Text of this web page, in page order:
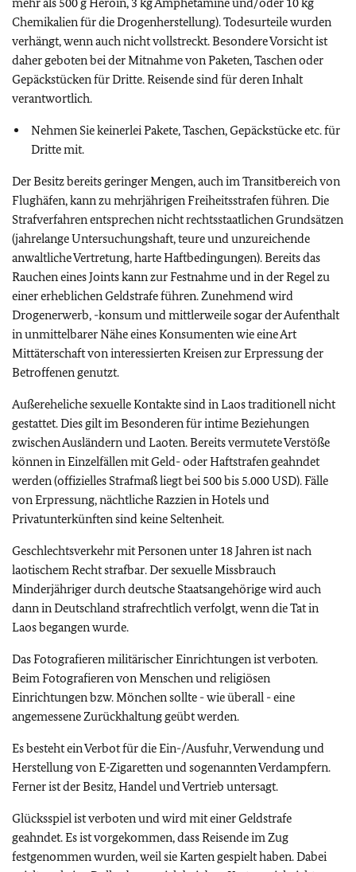
Chemikalien für die Drogenherstellung). Todesurteile wurden
verhängt, wenn auch nicht vollstreckt. Besondere Vorsicht ist
daher geboten bei der Mitnahme von Paketen, Taschen oder
Gepäckstücken für Dritte. Reisende sind für deren Inhalt
verantwortlich.
Nehmen Sie keinerlei Pakete, Taschen, Gepäckstücke etc. für
Dritte mit.
Der Besitz bereits geringer Mengen,auch im Transitbereich von
Flughäfen, kann zu mehrjährigen Freiheitsstrafen führen.Die
Strafverfahren entsprechen nicht rechtsstaatlichen Grundsätzen
(jahrelange Untersuchungshaft, teure und unzureichende
anwaltliche Vertretung, harte Haftbedingungen). Bereits das
Rauchen eines Joints kann zur Festnahme und in der Regel zu
einer erheblichen Geldstrafe führen. Zunehmend wird
Drogenerwerb, -konsum und mittlerweile sogar der Aufenthalt
in unmittelbarer Nähe eines Konsumenten wie eine Art
Mittäterschaft von interessierten Kreisen zur Erpressung der
Betroffenen genutzt.
Außereheliche sexuelle Kontakte sind in Laos traditionell nicht
gestattet. Dies gilt im Besonderen für intime Beziehungen
zwischen Ausländern und Laoten. Bereits vermutete Verstöße
können in Einzelfällen mit Geld- oder Haftstrafen geahndet
werden (offizielles Strafmaß liegt bei 500 bis 5.000 USD). Fälle
von Erpressung, nächtliche Razzien in Hotels und
Privatunterkünften sind keine Seltenheit.
Geschlechtsverkehr mit Personen unter 18 Jahren ist nach
laotischem Recht strafbar. Der sexuelle Missbrauch
Minderjähriger durch deutsche Staatsangehörige wird auch
dann in Deutschland strafrechtlich verfolgt, wenn die Tat in
Laos begangen wurde.
Das Fotografieren militärischer Einrichtungen ist verboten.
Beim Fotografieren von Menschen und religiösen
Einrichtungen bzw. Mönchen sollte - wie überall - eine
angemessene Zurückhaltung geübt werden.
Es besteht ein Verbot für die Ein-/Ausfuhr, Verwendung und
Herstellung von E-Zigaretten und sogenannten Verdampfern.
Ferner ist der Besitz, Handel und Vertrieb untersagt.
Glücksspiel ist verboten und wird mit einer Geldstrafe
geahndet. Es ist vorgekommen, dass Reisende im Zug
festgenommen wurden, weil sie Karten gespielt haben. Dabei